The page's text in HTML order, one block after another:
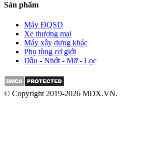
Sản phẩm
Máy ĐQSD
Xe thương mại
Máy xây dựng khác
Phụ tùng cơ giới
Dầu - Nhớt - Mỡ - Lọc
© Copyright 2019-2026 MDX.VN.